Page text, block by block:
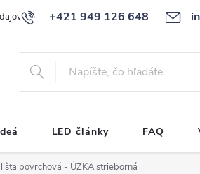
+421 949 126 648
Reklamačný poriadok
LED články FAQ
povrchová - ÚZKA strieborná